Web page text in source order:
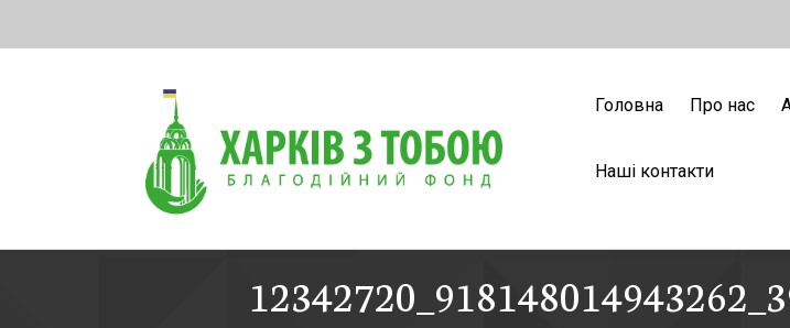
Головна
Про нас
Наші контакти